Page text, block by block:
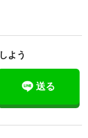
よう
送る